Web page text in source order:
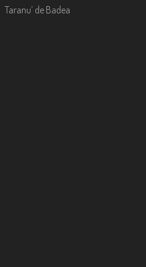
Taranu’ de Badea